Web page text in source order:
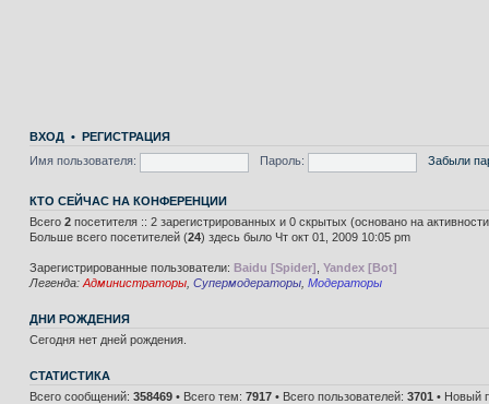
ВХОД • РЕГИСТРАЦИЯ
Имя пользователя:
Пароль: Забыли
КТО СЕЙЧАС НА КОНФЕРЕНЦИИ
Всего 2 посетителя :: 2 зарегистрированных и 0 скрытых (основано на
Больше всего посетителей (24) здесь было Чт окт 01, 2009 10:05 pm
Зарегистрированные пользователи: Baidu [Spider] Yandex [Bot]
Легенда: Администраторы Супермодераторы Модераторы
ДНИ РОЖДЕНИЯ
Сегодня нет дней рождения.
СТАТИСТИКА
Всего сообщений: 358469 • Всего тем: 7917 • Всего пользователей: 3701 • Новый